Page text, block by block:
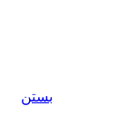
بستن